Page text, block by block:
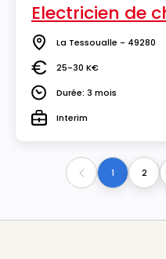
Electricien de
Lieu La Tessoualle - 49280
Salaire25-30 K€
DuréeDurée: 3 mois
TypeInterim
Previous1 2